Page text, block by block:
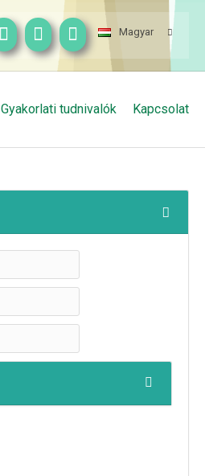
Magyar
Gyakorlati tudnivalók Kapcsolat